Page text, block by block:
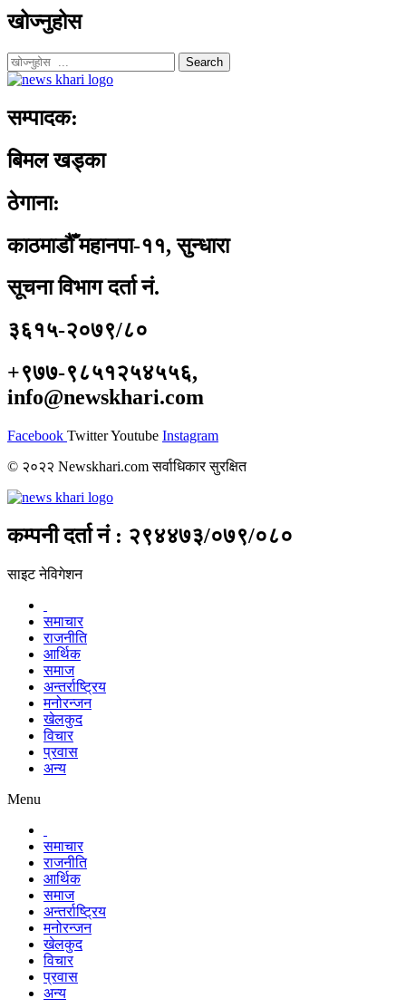
खोज्नुहोस
Search
सम्पादक:
बिमल खड्का
ठेगाना:
काठमाडौँ महानपा-११, सुन्धारा
सूचना विभाग दर्ता नं.
३६१५-२०७९/८०
+९७७-९८५१२५४५५६,
info@newskhari.com
Facebook TwitterYoutube Instagram
© २०२२ Newskhari.com सर्वाधिकार सुरक्षित
कम्पनी दर्ता नं : २९४४७३/०७९/०८०
साइट नेविगेशन
समाचार
राजनीति
आर्थिक
समाज
अन्तर्राष्ट्रिय
मनोरन्जन
खेलकुद
विचार
प्रवास
अन्य
Menu
समाचार
राजनीति
आर्थिक
समाज
अन्तर्राष्ट्रिय
मनोरन्जन
खेलकुद
विचार
प्रवास
अन्य